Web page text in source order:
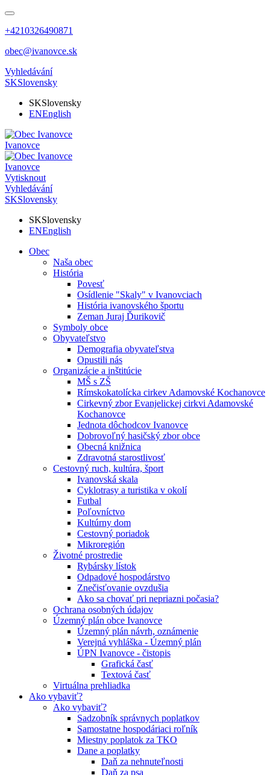
+4210326490871
obec@ivanovce.sk
Vyhledávání
SKSlovensky
SKSlovensky
ENEnglish
Ivanovce
Ivanovce
Vytisknout
Vyhledávání
SKSlovensky
SKSlovensky
ENEnglish
Obec
Naša obec
História
Povesť
Osídlenie "Skaly" v Ivanovciach
História ivanovského športu
Zeman Juraj Ďurikovič
Symboly obce
Obyvateľstvo
Demografia obyvateľstva
Opustili nás
Organizácie a inštitúcie
MŠ s ZŠ
Rímskokatolícka cirkev Adamovské Kochanovce
Cirkevný zbor Evanjelickej cirkvi Adamovské
Kochanovce
Jednota dôchodcov Ivanovce
Dobrovoľný hasičský zbor obce
Obecná knižnica
Zdravotná starostlivosť
Cestovný ruch, kultúra, šport
Ivanovská skala
Cyklotrasy a turistika v okolí
Futbal
Poľovníctvo
Kultúrny dom
Cestovný poriadok
Mikroregión
Životné prostredie
Rybársky lístok
Odpadové hospodárstvo
Znečisťovanie ovzdušia
Ako sa chovať pri nepriazni počasia?
Ochrana osobných údajov
Územný plán obce Ivanovce
Územný plán návrh, oznámenie
Verejná vyhláška - Územný plán
ÚPN Ivanovce - čistopis
Grafická časť
Textová časť
Virtuálna prehliadka
Ako vybaviť?
Ako vybaviť?
Sadzobník správnych poplatkov
Samostatne hospodáriaci roľník
Miestny poplatok za TKO
Dane a poplatky
Daň za nehnuteľnosti
Daň za psa